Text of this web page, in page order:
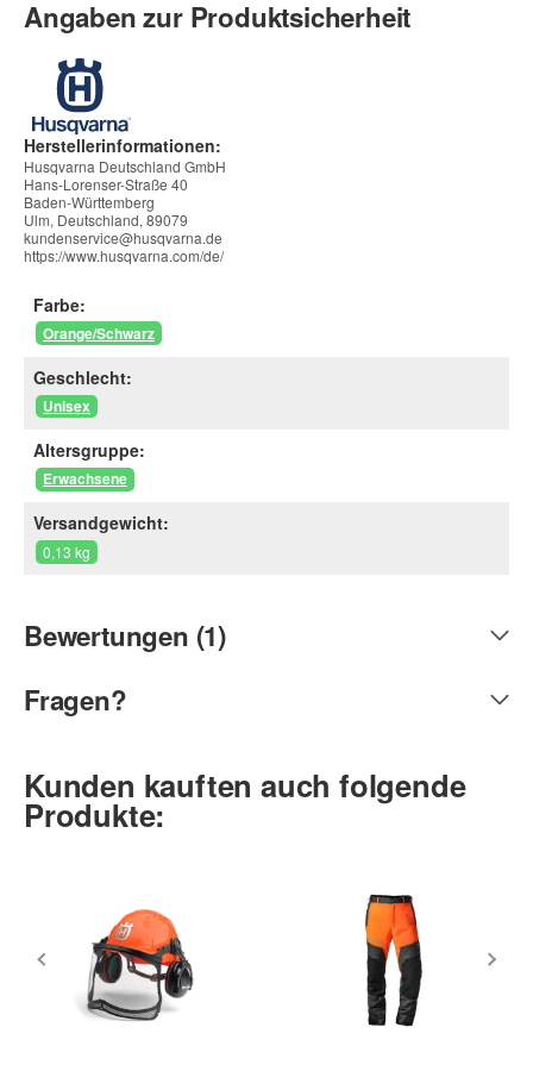
Angaben zur Produktsicherheit
Herstellerinformationen:
Husqvarna Deutschland GmbH
Hans-Lorenser-Straße 40
Baden-Württemberg
Ulm, Deutschland, 89079
kundenservice@husqvarna.de
https://www.husqvarna.com/de/
Farbe:
Orange/Schwarz
Geschlecht:
Unisex
Altersgruppe:
Erwachsene
Versandgewicht:
0,13 kg
Bewertungen (1)
Fragen?
Kunden kauften auch folgende
Produkte: